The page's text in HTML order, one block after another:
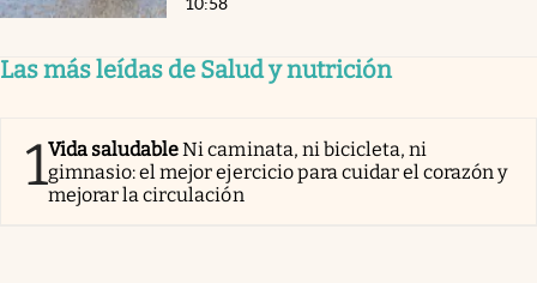
Las más leídas de Salud y nutrición
1Vida saludableNi caminata, ni bicicleta, ni
gimnasio: el mejor ejercicio para cuidar el corazón y
mejorar la circulación